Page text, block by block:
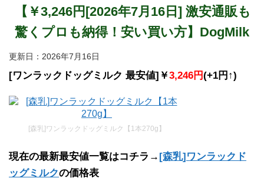
【￥3,246円[2026年7月16日] 激安通販も
驚くプロも納得！安い買い方】DogMilk
更新日： 2026年7月16日
[ワンラックドッグミルク 最安値]￥3,246円(+1円↑)
[森乳]ワンラックドッグミルク【1本270g】
現在の最新最安値一覧はコチラ→ [森乳]ワンラックド
ッグミルクの価格表